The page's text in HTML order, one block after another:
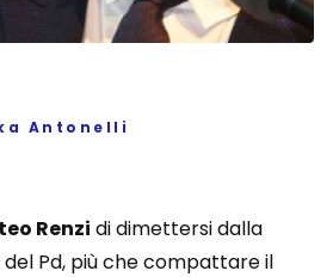
Antonelli
Renzi di dimettersi dalla
Pd, più che compattare il